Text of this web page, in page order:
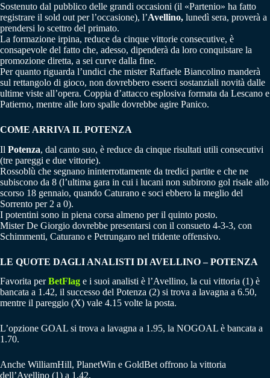
Sostenuto dal pubblico delle grandi occasioni (il «Partenio» ha fatto
registrare il sold out per l’occasione), l’Avellino, lunedì sera, proverà a
prendersi lo scettro del primato.
La formazione irpina, reduce da cinque vittorie consecutive, è
consapevole del fatto che, adesso, dipenderà da loro conquistare la
promozione diretta, a sei curve dalla fine.
Per quanto riguarda l’undici che mister Raffaele Biancolino manderà
sul rettangolo di gioco, non dovrebbero esserci sostanziali novità dalle
ultime viste all’opera. Coppia d’attacco esplosiva formata da Lescano e
Patierno, mentre alle loro spalle dovrebbe agire Panico.
COME ARRIVA IL POTENZA
Il Potenza, dal canto suo, è reduce da cinque risultati utili consecutivi
(tre pareggi e due vittorie).
Rossoblù che segnano ininterrottamente da tredici partite e che ne
subiscono da 8 (l’ultima gara in cui i lucani non subirono gol risale allo
scorso 18 gennaio, quando Caturano e soci ebbero la meglio del
Sorrento per 2 a 0).
I potentini sono in piena corsa almeno per il quinto posto.
Mister De Giorgio dovrebbe presentarsi con il consueto 4-3-3, con
Schimmenti, Caturano e Petrungaro nel tridente offensivo.
LE QUOTE DAGLI ANALISTI DI AVELLINO – POTENZA
Favorita perBetFlag e i suoi analisti è l’Avellino, la cui vittoria (1) è
bancata a 1.42, il successo del Potenza (2) si trova a lavagna a 6.50,
mentre il pareggio (X) vale 4.15 volte la posta.
L’opzione GOAL si trova a lavagna a 1.95, la NOGOAL è bancata a
1.70.
Anche WilliamHill, PlanetWin e GoldBet offrono la vittoria
dell’Avellino (1) a 1.42.